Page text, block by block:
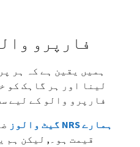
فارپرو
ہمیں یقین ہے کہ ہر
لینا اور ہر گاہک کو
فارپرو والو کے لیے
ہمارے NRS گیٹ والوز
قیمت ہو۔, لیکن ہم